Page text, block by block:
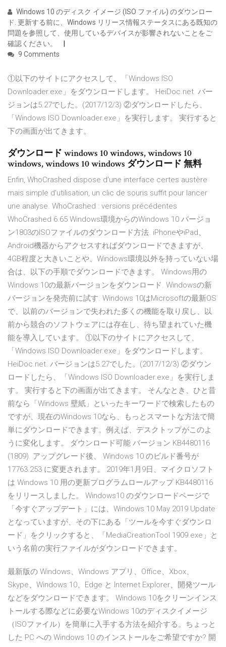
Windows 10 のディスク イメージ (ISO ファイル) のダウンロー
ド. 更新する前に、Windows リリース情報ステータスにある既知の
問題を参照して、使用しているデバイスが影響されないことをご
確認ください。
9 Comments
①以下のサイトにアクセスして、「Windows ISO
Downloader.exe」をダウンロードします。 HeiDoc.net. バー
ジョンは5.27でした。(2017/12/3) ②ダウンロードしたら、
「Windows ISO Downloader.exe」を実行します。 実行すると
下の画面が出てきます。
ダウンロード windows 10 windows, windows 10
windows, windows 10 windows ダウンロード 無料
Enfin, WhoCrashed dispose d'une interface certes austère
mais simple d'utilisation, un clic de souris suffit pour lancer
une analyse. WhoCrashed : versions précédentes
WhoCrashed 6.65 Windows環境からのWindows 10 バージョ
ン1803のISOファイルのダウンロード方法. iPhoneやiPad、
Android機器からアクセスすればダウンロードできますが、
4GB程度と大きいことや、Windows環境以外を持っていない場
合は、以下の手順でダウンロードできます。 Windows用の
Windows 10の最新バージョンをダウンロード. Windowsの新
バージョンを発売前に試す. Windows 10はMicrosoftの最新OS
で、以前のバージョンで失われた多くの機能を取り戻し、以
前から競合のソフトウェアには存在し、待ち望まれていた機
能を導入しています。 ①以下のサイトにアクセスして、
「Windows ISO Downloader.exe」をダウンロードします。
HeiDoc.net. バージョンは5.27でした。(2017/12/3) ②ダウン
ロードしたら、「Windows ISO Downloader.exe」を実行しま
す。 実行すると下の画面が出てきます。 そんなとき、ひと昔
前なら「Windows 壁紙」といったキーワードで検索したもの
ですが、現在のWindows 10なら、もっとスマートな方法で簡
単にダウンロードできます。例えば、デスクトップがこのよ
うに変化します。 ダウンロード可能 バージョン KB4480116
(1809). アップグレード後、 Windows 10 のビルド番号が
17763.253 に変更されます。 2019年1月9日、マイクロソフト
は Windows 10 用の更新プログラムロールアップ KB4480116
をリリースしました。 Windows10 のダウンロードページで
「今すぐアップデート」には、Windows 10 May 2019 Update
となっていますが、その下にある「ツールを今すぐダウンロ
ード」をクリックすると、「MediaCreationTool 1909.exe」と
いう名前の実行ファイルがダウンロードできます。
最新版の Windows、Windows アプリ、Office、Xbox、
Skype、Windows 10、Edge と Internet Explorer、開発ツール
などをダウンロードできます。 Windows 10をクリーンインス
トールする際などに必要なWindows 10のディスクイメージ
（ISOファイル）を簡単に入手する方法を紹介する。ちょっと
した PC への Windows 10 のインストールをご希望ですか? 開